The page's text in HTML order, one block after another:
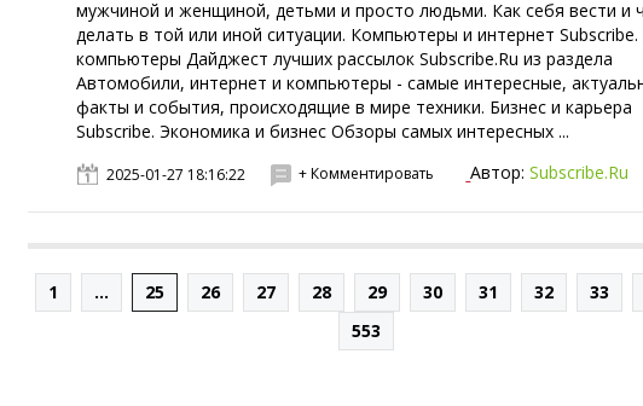
мужчиной и женщиной, детьми и просто людьми. Как себя вести и
делать в той или иной ситуации. Компьютеры и интернет
компьютеры Дайджест лучших рассылок Subscribe.Ru из раздела
Автомобили, интернет и компьютеры - самые интересные,
факты и события, происходящие в мире техники. Бизнес и карьера
Subscribe. Экономика и бизнес Обзоры самых интересных ...
2025-01-27 18:16:22 + Комментировать Автор:Subscribe.Ru
1 ... 25 26 27 28 29 30 31 32 33
553